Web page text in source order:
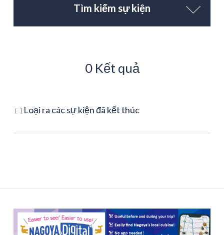
Tìm kiếm sự kiện
0 Kết quả
Loại ra các sự kiện đã kết thúc